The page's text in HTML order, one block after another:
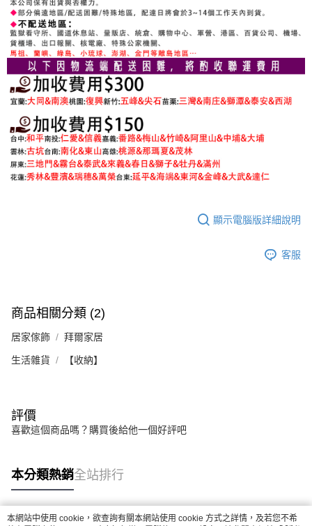
顯示電腦版詳細說明
客服
商品相關分類 (2)
居家傢飾 拜爾家居
生活雜貨 【收納】
評價
喜歡這個商品嗎？購買後給他一個好評吧
本分類熱銷全站排行
本網站中使用 cookie，欲查詢有關本網站使用 cookie 方式之詳情，及若您不希